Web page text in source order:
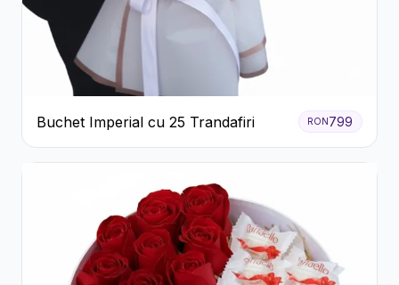
Buchet Imperial cu 25 Trandafiri RON 799